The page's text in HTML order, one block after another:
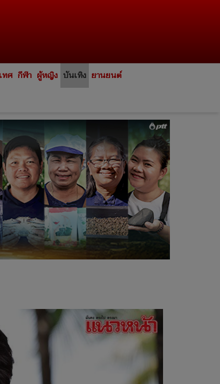
ทศ กีฬา ผู้หญิง บันเทิง ยานยนต์